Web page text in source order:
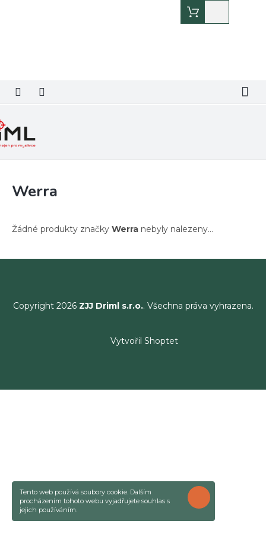
Tento web používá soubory cookie. Dalším
procházením tohoto webu vyjadřujete souhlas s
jejich používáním.
ROZUMÍM
košík
Werra
Žádné produkty značky Werra nebyly nalezeny...
Copyright 2026 ZJJ Driml s.r.o.. Všechna práva vyhrazena.
Vytvořil Shoptet